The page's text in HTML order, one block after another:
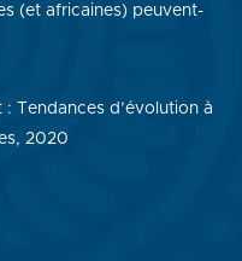
(et africaines) peuvent-
Tendances d’évolution à
2020